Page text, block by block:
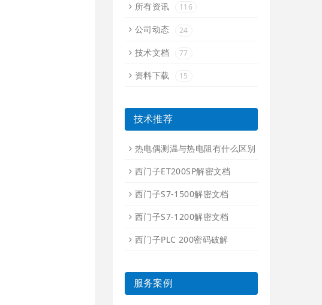
所有资讯 116
公司动态 24
技术文档 77
资料下载 15
技术推荐
热电偶测温与热电阻有什么区别
西门子ET200SP解密文档
西门子S7-1500解密文档
西门子S7-1200解密文档
西门子PLC 200密码破解
服务案例